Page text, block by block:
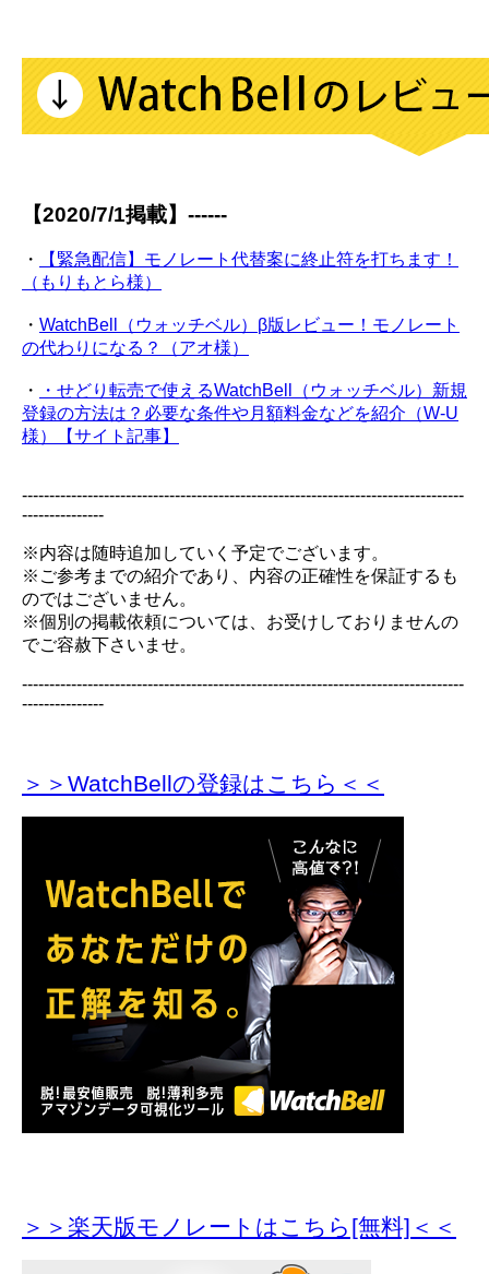
【2020/7/1掲載】------
・
【緊急配信】モノレート代替案に終止符を打ちます！
（もりもとら様）
・ WatchBell（ウォッチベル）β版レビュー！モノレート
の代わりになる？（アオ様）
・
・せどり転売で使えるWatchBell（ウォッチベル）新規
登録の方法は？必要な条件や月額料金などを紹介（W-U
様）【サイト記事】
---------------------------------------------------------------------------------
---------------
※内容は随時追加していく予定でございます。
※ご参考までの紹介であり、内容の正確性を保証するも
のではございません。
※個別の掲載依頼については、お受けしておりませんの
でご容赦下さいませ。
---------------------------------------------------------------------------------
---------------
＞＞WatchBellの登録はこちら＜＜
＞＞楽天版モノレートはこちら[無料]＜＜